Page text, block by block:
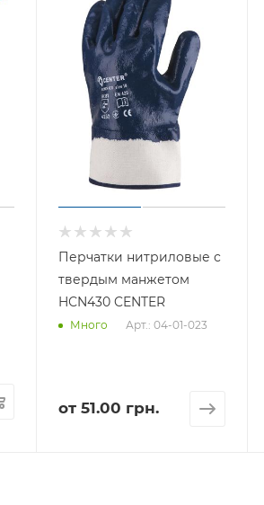
Перчатки нитриловые с
твердым манжетом
HСN430 CENTER
Много Арт.: 04-01-023
от51.00 грн.